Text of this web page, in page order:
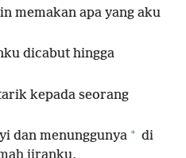
memakan apa yang aku
dicabut hingga
kepada seorang
dan menunggunya + di